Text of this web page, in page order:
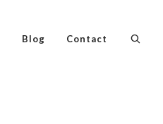
Blog Contact